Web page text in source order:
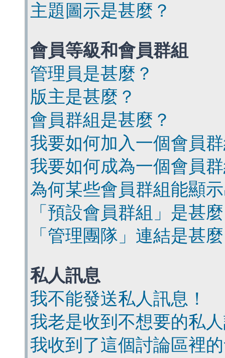
主題圖示是甚麼？
會員等級和會員群組
管理員是甚麼？
版主是甚麼？
會員群組是甚麼？
我要如何加入一個會員
我要如何成為一個會員
為何某些會員群組能顯
「預設會員群組」是甚
「管理團隊」連結是甚
私人訊息
我不能發送私人訊息！
我老是收到不想要的私
我收到了這個討論區裡